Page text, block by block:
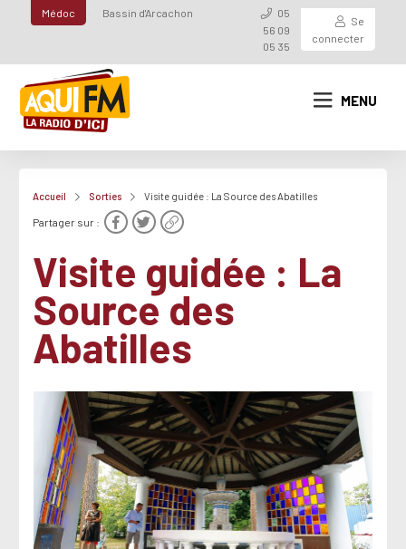
Médoc Bassin d'Arcachon
05
56 09
05 35
Se
connecter
MENU
Accueil Sorties Visite guidée : La Source des Abatilles
Partager sur :
Visite guidée : La
Source des
Abatilles